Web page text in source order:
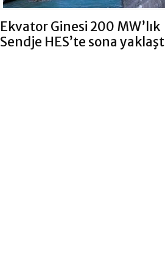
Ekvator Ginesi 200 MW’lık
Sendje HES’te sona